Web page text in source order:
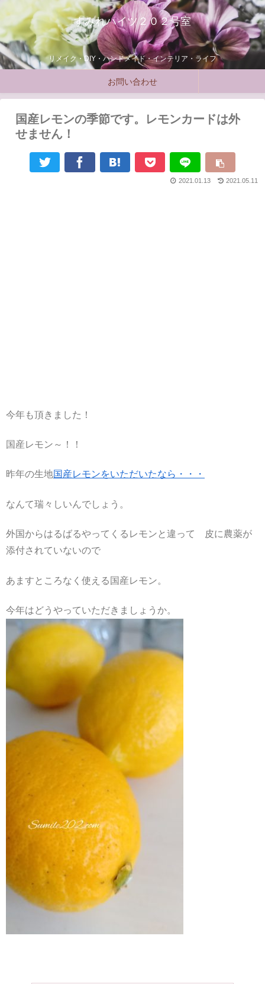
すみれハイツ２０２号室
リメイク・DIY・ハンドメイド・インテリア・ライフ
お問い合わせ
国産レモンの季節です。レモンカードは外
せません！
2021.05.11
2021.01.13
今年も頂きました！
国産レモン～！！
昨年の生地国産レモンをいただいたなら・・・
なんて瑞々しいんでしょう。
外国からはるばるやってくるレモンと違って 皮に農薬が
添付されていないので
あますところなく使える国産レモン。
今年はどうやっていただきましょうか。